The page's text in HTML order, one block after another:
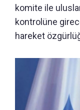
komite ile
kontrolüne
hareket